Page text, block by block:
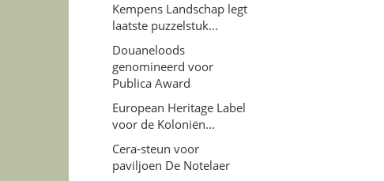
Kempens Landschap legt
laatste puzzelstuk...
Douaneloods
genomineerd voor
Publica Award
European Heritage Label
voor de Koloniën...
Cera-steun voor
paviljoen De Notelaer